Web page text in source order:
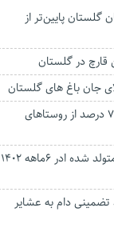
۳ شهرستان گلستان پایین‌تر از
جان باغ های گلستان
آغاز اجرای طرح هادی در ۷۸ درصد از روستا‌های
بیشترین نام های کودکان متولد شده ادر 6ماهه 1402
تضمینی دام به عشایر